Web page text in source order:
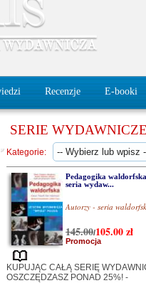
Recenzje E-booki
SERIE
Kategorie:
Pedagogika
seria wydaw...
Autorzy - seria
145.00/105.00zł
Promocja
KUPUJĄC CAŁĄ SERIĘ
OSZCZĘDZASZ PONAD 25%! -